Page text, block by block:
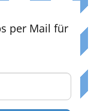
per Mail für